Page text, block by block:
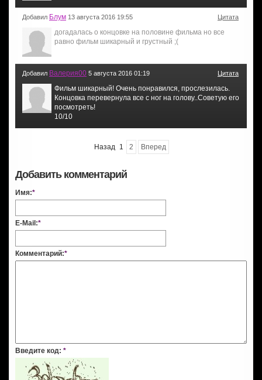
Добавил Блум 13 августа 2016 19:55 Цитата
догадалась о концовке на половине фильма но все
равно фильм шикарный и грустный ;(
Добавил Валерия00 5 августа 2016 01:19 Цитата
Фильм шикарный! Очень понравился, прослезилась.
Концовка перевернула все с ног на голову..Советую его
посмотреть!
10/10
Назад 1 2 Вперед
Добавить комментарий
Имя:*
E-Mail:*
Комментарий:*
Введите код: *